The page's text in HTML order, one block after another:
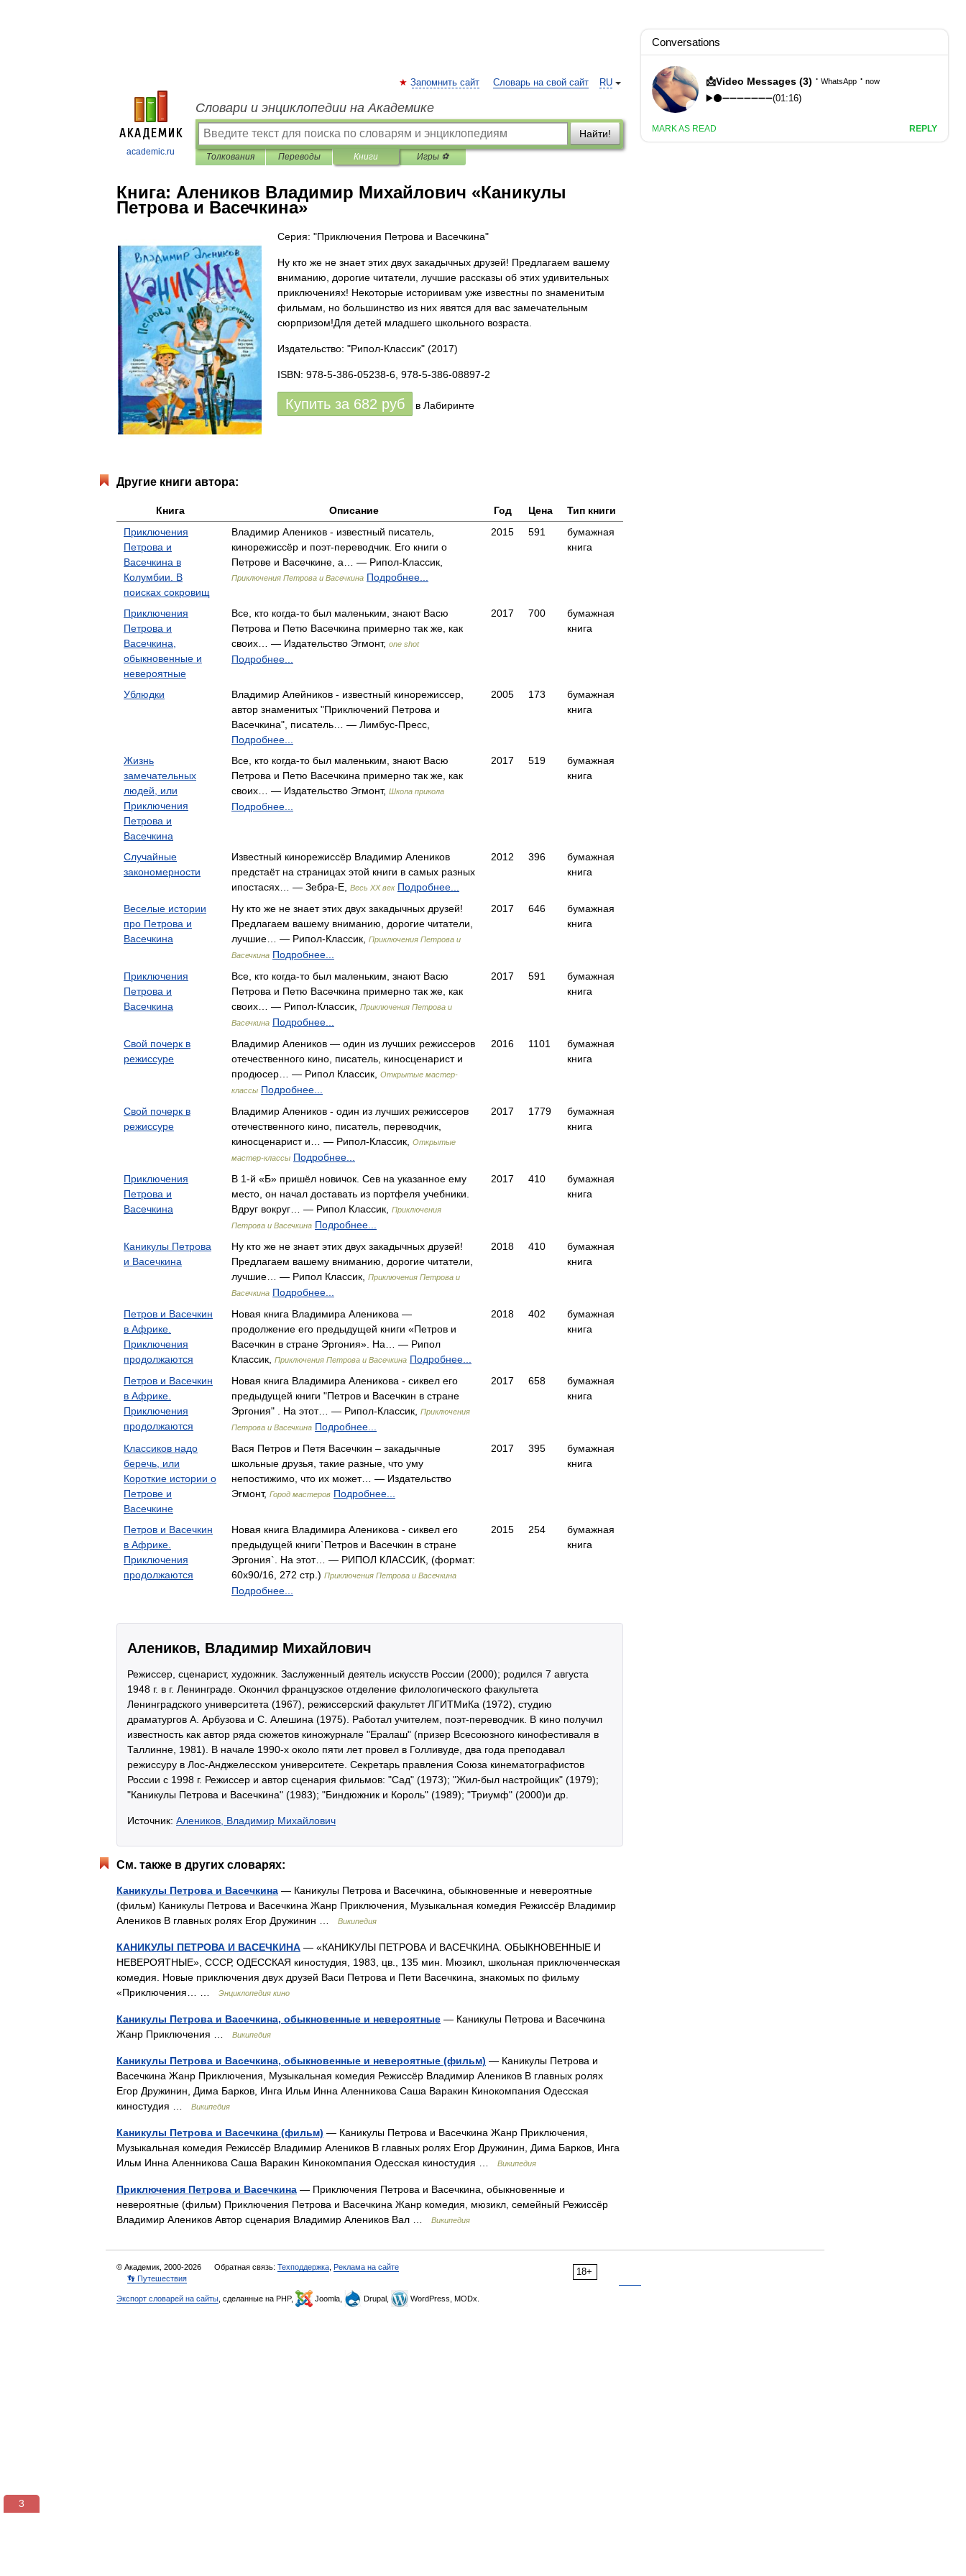
academic.ru
RU
Запомнить сайт Словарь на свой сайт
Словари и энциклопедии на Академике
Найти!
Толкования Переводы Книги Игры ⚽
Книга: Алеников Владимир Михайлович «Каникулы
Петрова и Васечкина»
Серия: "Приключения Петрова и Васечкина"
Ну кто же не знает этих двух закадычных друзей! Предлагаем вашему
вниманию, дорогие читатели, лучшие рассказы об этих удивительных
приключениях! Некоторые историивам уже известны по знаменитым
фильмам, но большинство из них явятся для вас замечательным
сюрпризом!Для детей младшего школьного возраста.
Издательство: "Рипол-Классик" (2017)
ISBN: 978-5-386-05238-6, 978-5-386-08897-2
Купить за 682 руб в Лабиринте
Другие книги автора:
Книга Описание Год Цена
Тип книги
Приключения
Петрова и
Васечкина в
Колумбии. В
поисках сокровищ
Владимир Алеников - известный писатель,
кинорежиссёр и поэт-переводчик. Его книги о
Петрове и Васечкине, а… — Рипол-Классик,
Приключения Петрова и Васечкина Подробнее...
2015 591
бумажная
книга
Приключения
Петрова и
Васечкина,
обыкновенные и
невероятные
Все, кто когда-то был маленьким, знают Васю
Петрова и Петю Васечкина примерно так же, как
своих… — Издательство Эгмонт, one shot
Подробнее...
2017 700
бумажная
книга
Ублюдки
Владимир Алейников - известный кинорежиссер,
автор знаменитых "Приключений Петрова и
Васечкина", писатель… — Лимбус-Пресс,
Подробнее...
2005 173
бумажная
книга
Жизнь
замечательных
людей, или
Приключения
Петрова и
Васечкина
Все, кто когда-то был маленьким, знают Васю
Петрова и Петю Васечкина примерно так же, как
своих… — Издательство Эгмонт, Школа прикола
Подробнее...
2017 519
бумажная
книга
Случайные
закономерности
Известный кинорежиссёр Владимир Алеников
предстаёт на страницах этой книги в самых разных
ипостасях… — Зебра-Е,
Весь ХХ век Подробнее...
2012 396
бумажная
книга
Веселые истории
про Петрова и
Васечкина
Ну кто же не знает этих двух закадычных друзей!
Предлагаем вашему вниманию, дорогие читатели,
лучшие… — Рипол-Классик,
Приключения Петрова и
Васечкина Подробнее...
2017 646
бумажная
книга
Приключения
Петрова и
Васечкина
Все, кто когда-то был маленьким, знают Васю
Петрова и Петю Васечкина примерно так же, как
своих… — Рипол-Классик,
Приключения Петрова и
Васечкина Подробнее...
2017 591
бумажная
книга
Свой почерк в
режиссуре
Владимир Алеников — один из лучших режиссеров
отечественного кино, писатель, киносценарист и
продюсер… — Рипол Классик,
Открытые мастер-
классы Подробнее...
2016 1101
бумажная
книга
Свой почерк в
режиссуре
Владимир Алеников - один из лучших режиссеров
отечественного кино, писатель, переводчик,
киносценарист и… — Рипол-Классик,
Открытые
мастер-классы Подробнее...
2017 1779
бумажная
книга
Приключения
Петрова и
Васечкина
В 1-й «Б» пришёл новичок. Сев на указанное ему
место, он начал доставать из портфеля учебники.
Вдруг вокруг… — Рипол Классик,
Приключения
Петрова и Васечкина Подробнее...
2017 410
бумажная
книга
Каникулы Петрова
и Васечкина
Ну кто же не знает этих двух закадычных друзей!
Предлагаем вашему вниманию, дорогие читатели,
лучшие… — Рипол Классик,
Приключения Петрова и
Васечкина Подробнее...
2018 410
бумажная
книга
Петров и Васечкин
в Африке.
Приключения
продолжаются
Новая книга Владимира Аленикова —
продолжение его предыдущей книги «Петров и
Васечкин в стране Эргония». На… — Рипол
Классик,
Приключения Петрова и Васечкина Подробнее...
2018 402
бумажная
книга
Петров и Васечкин
в Африке.
Приключения
продолжаются
Новая книга Владимира Аленикова - сиквел его
предыдущей книги "Петров и Васечкин в стране
Эргония" . На этот… — Рипол-Классик,
Приключения
Петрова и Васечкина Подробнее...
2017 658
бумажная
книга
Классиков надо
беречь, или
Короткие истории о
Петрове и
Васечкине
Вася Петров и Петя Васечкин – закадычные
школьные друзья, такие разные, что уму
непостижимо, что их может… — Издательство
Эгмонт, Город мастеров Подробнее...
2017 395
бумажная
книга
Петров и Васечкин
в Африке.
Приключения
продолжаются
Новая книга Владимира Аленикова - сиквел его
предыдущей книги`Петров и Васечкин в стране
Эргония`. На этот… — РИПОЛ КЛАССИК, (формат:
60x90/16, 272 стр.) Приключения Петрова и Васечкина
Подробнее...
2015 254
бумажная
книга
Алеников, Владимир Михайлович
Режиссер, сценарист, художник. Заслуженный деятель искусств России (2000); родился 7 августа
1948 г. в г. Ленинграде. Окончил французское отделение филологического факультета
Ленинградского университета (1967), режиссерский факультет ЛГИТМиКа (1972), студию
драматургов А. Арбузова и С. Алешина (1975). Работал учителем, поэт-переводчик. В кино получил
известность как автор ряда сюжетов киножурнале "Ералаш" (призер Всесоюзного кинофестиваля в
Таллинне, 1981). В начале 1990-х около пяти лет провел в Голливуде, два года преподавал
режиссуру в Лос-Анджелесском университете. Секретарь правления Союза кинематографистов
России с 1998 г. Режиссер и автор сценария фильмов: "Сад" (1973); "Жил-был настройщик" (1979);
"Каникулы Петрова и Васечкина" (1983); "Биндюжник и Король" (1989); "Триумф" (2000)и др.
Источник: Алеников, Владимир Михайлович
См. также в других словарях:
Каникулы Петрова и Васечкина — Каникулы Петрова и Васечкина, обыкновенные и невероятные
(фильм) Каникулы Петрова и Васечкина Жанр Приключения, Музыкальная комедия Режиссёр Владимир
Алеников В главных ролях Егор Дружинин …
Википедия
КАНИКУЛЫ ПЕТРОВА И ВАСЕЧКИНА — «КАНИКУЛЫ ПЕТРОВА И ВАСЕЧКИНА. ОБЫКНОВЕННЫЕ И
НЕВЕРОЯТНЫЕ», СССР, ОДЕССКАЯ киностудия, 1983, цв., 135 мин. Мюзикл, школьная приключенческая
комедия. Новые приключения двух друзей Васи Петрова и Пети Васечкина, знакомых по фильму
«Приключения… …
Энциклопедия кино
Каникулы Петрова и Васечкина, обыкновенные и невероятные — Каникулы Петрова и Васечкина
Жанр Приключения …
Википедия
Каникулы Петрова и Васечкина, обыкновенные и невероятные (фильм) — Каникулы Петрова и
Васечкина Жанр Приключения, Музыкальная комедия Режиссёр Владимир Алеников В главных ролях
Егор Дружинин, Дима Барков, Инга Ильм Инна Аленникова Саша Варакин Кинокомпания Одесская
киностудия …
Википедия
Каникулы Петрова и Васечкина (фильм) — Каникулы Петрова и Васечкина Жанр Приключения,
Музыкальная комедия Режиссёр Владимир Алеников В главных ролях Егор Дружинин, Дима Барков, Инга
Ильм Инна Аленникова Саша Варакин Кинокомпания Одесская киностудия …
Википедия
Приключения Петрова и Васечкина — Приключения Петрова и Васечкина, обыкновенные и
невероятные (фильм) Приключения Петрова и Васечкина Жанр комедия, мюзикл, семейный Режиссёр
Владимир Алеников Автор сценария Владимир Алеников Вал …
Википедия
18+
© Академик, 2000-2026 Обратная связь: Техподдержка Реклама на сайте
👣 Путешествия
Экспорт словарей на сайты , сделанные на PHP, Joomla, Drupal, WordPress, MODx.
3